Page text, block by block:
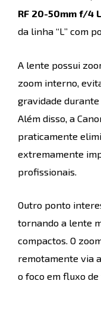
RF 20-50mm f/4 L
da linha “L” com
A lente possui
zoom interno,
gravidade
Além disso, a
praticamente
extremamente
profissionais.
Outro ponto
tornando a lente
compactos. O
remotamente via
o foco em fluxo